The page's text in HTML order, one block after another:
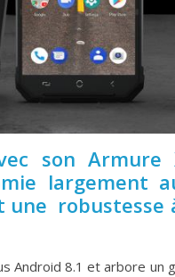
son
largement
robustesse
Android 8.1 et arbore un